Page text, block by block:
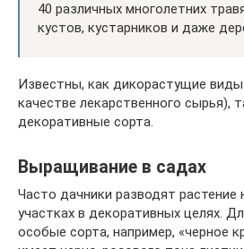
40 различных многолетних
кустов, кустарников и даже
Известны, как дикорастущие
качестве лекарственного сырья),
декоративные сорта.
Выращивание в садах
Часто дачники разводят растение
участках в декоративных целях.
особые сорта, например, «черное